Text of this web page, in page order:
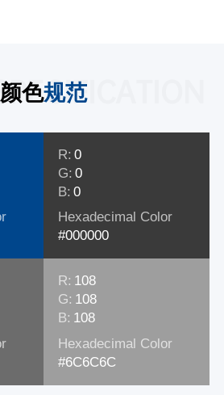
颜色规范
R: 0
G: 0
B: 0
Hexadecimal Color
#000000
R: 108
G: 108
B: 108
Hexadecimal Color
#6C6C6C